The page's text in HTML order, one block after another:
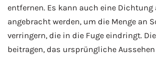
entfernen. Es kann auch eine Dichtung
angebracht werden, um die Menge an
verringern, die in die Fuge eindringt.
beitragen, das ursprüngliche